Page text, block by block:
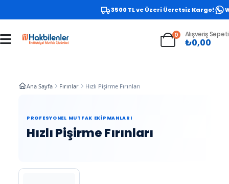
3500 TL ve Üzeri Ücretsiz Kargo!
0 Alışveriş Sepeti
₺0,00
Ana Sayfa Fırınlar Hızlı Pişirme Fırınları
PROFESYONEL MUTFAK EKIPMANLARI
Hızlı Pişirme Fırınları